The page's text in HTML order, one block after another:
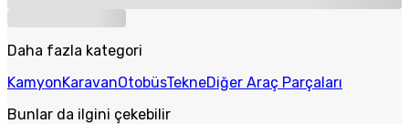
Daha fazla kategori
KamyonKaravanOtobüsTekneDiğer Araç Parçaları
Bunlar da ilgini çekebilir